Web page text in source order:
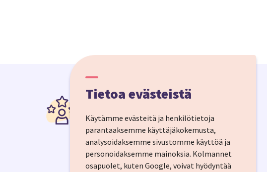
Säästä hermoja
Koko matkapaketti yhdellä
ostoksella, 24/7 asiakaspalvelu ja
matkapakettilain suoja.
Tietoa evästeistä
Käytämme evästeitä ja henkilötietoja
parantaaksemme käyttäjäkokemusta,
analysoidaksemme sivustomme käyttöä ja
personoidaksemme mainoksia. Kolmannet
osapuolet, kuten Google, voivat hyödyntää